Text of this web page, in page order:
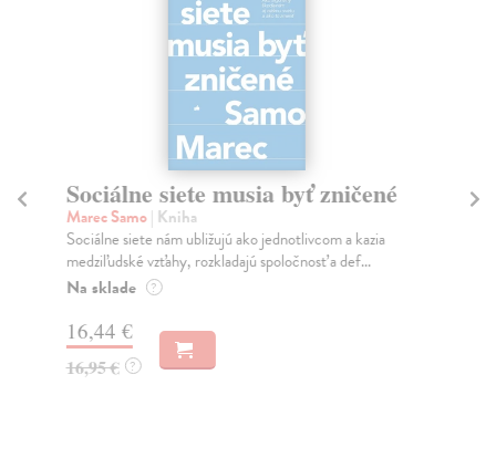
Sociálne siete musia byť zničené
Marec Samo| Kniha
Sociálne siete nám ubližujú ako jednotlivcom a kazia
medziľudské vzťahy, rozkladajú spoločnosť a def...
Na sklade ?
16,44 €
16,95 € ?